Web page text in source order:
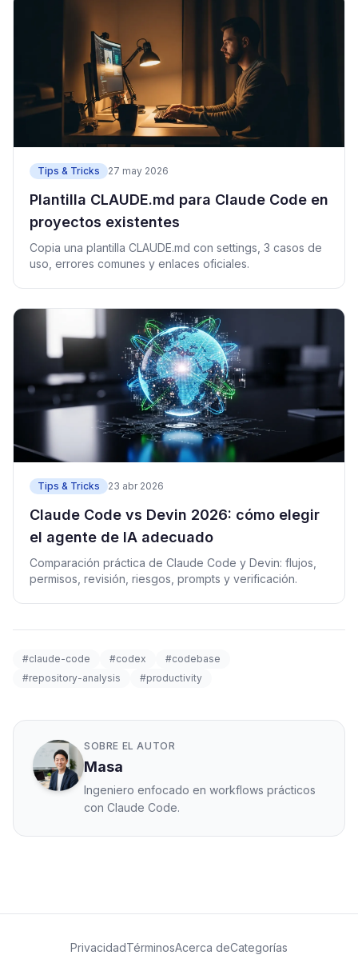
Tips & Tricks 27 may 2026
Plantilla CLAUDE.md para Claude Code en
proyectos existentes
Copia una plantilla CLAUDE.md con settings, 3 casos de
uso, errores comunes y enlaces oficiales.
Tips & Tricks 23 abr 2026
Claude Code vs Devin 2026: cómo elegir
el agente de IA adecuado
Comparación práctica de Claude Code y Devin: flujos,
permisos, revisión, riesgos, prompts y verificación.
#claude-code #codex
#codebase
#repository-analysis
#productivity
SOBRE EL AUTOR
Masa
Ingeniero enfocado en workflows prácticos
con Claude Code.
PrivacidadTérminosAcerca deCategorías